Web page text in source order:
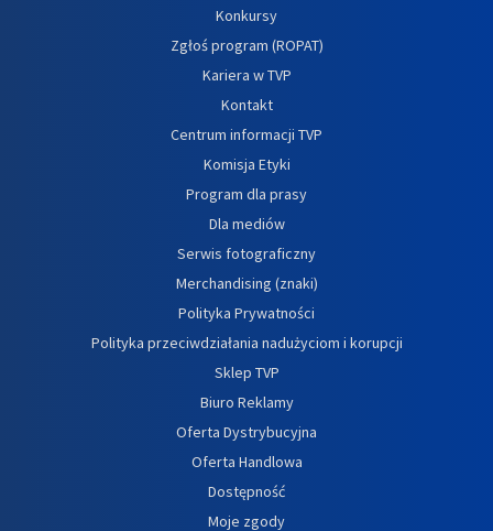
Konkursy
Zgłoś program (ROPAT)
Kariera w TVP
Kontakt
Centrum informacji TVP
Komisja Etyki
Program dla prasy
Dla mediów
Serwis fotograficzny
Merchandising (znaki)
Polityka Prywatności
Polityka przeciwdziałania nadużyciom i korupcji
Sklep TVP
Biuro Reklamy
Oferta Dystrybucyjna
Oferta Handlowa
Dostępność
Moje zgody